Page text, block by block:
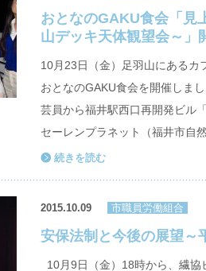
おとなのGAKU食会「見
山デッキ天体観望会～」
10月23日（金）足羽山にあるカ
おとなのGAKU食会を開催しま
芸員から福井駅西口再開発ビル
セーレンプラネット（福井市自
続きを読む
2015.10.09 市職員労働組合
安保法制と今後の展望～
10月9日（金）18時から、繊